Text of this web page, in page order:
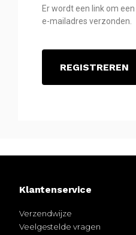
Er wordt een link om
e-mailadres verzonden.
REGISTREREN
Klantenservice
Verzendwijze
Veelgestelde vragen